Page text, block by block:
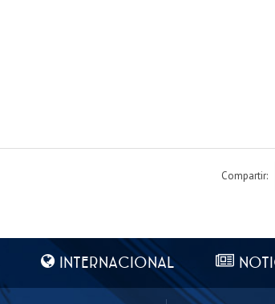
Compartir:
INTERNACIONAL